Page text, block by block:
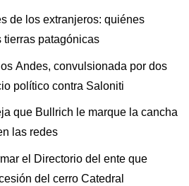
de los extranjeros: quiénes
tierras patagónicas
Andes, convulsionada por dos
político contra Saloniti
que Bullrich le marque la cancha
las redes
el Directorio del ente que
del cerro Catedral